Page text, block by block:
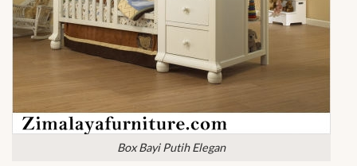
Box Bayi Putih Elegan